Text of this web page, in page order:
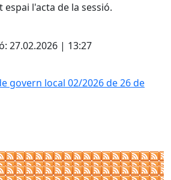
l'acta de la sessió.
27.02.2026 | 13:27
govern local 02/2026 de 26 de